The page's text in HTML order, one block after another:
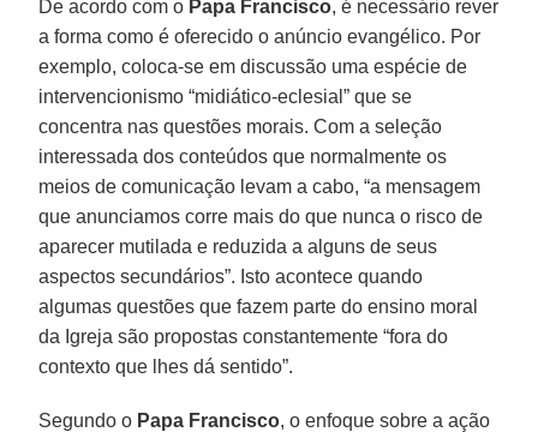
De acordo com o Papa Francisco, é necessário rever
a forma como é oferecido o anúncio evangélico. Por
exemplo, coloca-se em discussão uma espécie de
intervencionismo “midiático-eclesial” que se
concentra nas questões morais. Com a seleção
interessada dos conteúdos que normalmente os
meios de comunicação levam a cabo, “a mensagem
que anunciamos corre mais do que nunca o risco de
aparecer mutilada e reduzida a alguns de seus
aspectos secundários”. Isto acontece quando
algumas questões que fazem parte do ensino moral
da Igreja são propostas constantemente “fora do
contexto que lhes dá sentido”.
Segundo o Papa Francisco, o enfoque sobre a ação